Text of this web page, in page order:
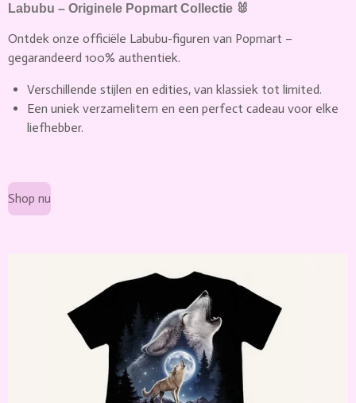
Labubu – Originele Popmart Collectie 🐰
Ontdek onze officiële Labubu-figuren van Popmart –
gegarandeerd 100% authentiek.
Verschillende stijlen en edities, van klassiek tot limited.
Een uniek verzamelitem en een perfect cadeau voor elke
liefhebber.
Shop nu